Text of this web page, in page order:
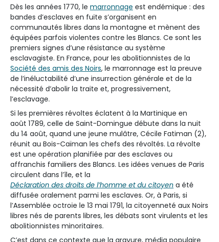
Dès les années 1770, le marronnage est endémique : des
bandes d’esclaves en fuite s’organisent en
communautés libres dans la montagne et mènent des
équipées parfois violentes contre les Blancs. Ce sont les
premiers signes d’une résistance au système
esclavagiste. En France, pour les abolitionnistes de la
Société des amis des Noirs, le marronnage est la preuve
de l’inéluctabilité d’une insurrection générale et de la
nécessité d’abolir la traite et, progressivement,
l’esclavage.
Si les premières révoltes éclatent à la Martinique en
août 1789, celle de Saint-Domingue débute dans la nuit
du 14 août, quand une jeune mulâtre, Cécile Fatiman (2),
réunit au Bois-Caïman les chefs des révoltés. La révolte
est une opération planifiée par des esclaves ou
affranchis familiers des Blancs. Les idées venues de Paris
circulent dans l’île, et la
Déclaration des droits de l’homme et du citoyen a été
diffusée oralement parmi les esclaves. Or, à Paris, si
l’Assemblée octroie le 13 mai 1791, la citoyenneté aux Noirs
libres nés de parents libres, les débats sont virulents et les
abolitionnistes minoritaires.
C’est dans ce contexte que la gravure, média populaire